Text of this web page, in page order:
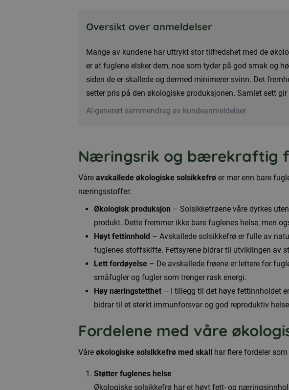
antall
Oversikt over anmeldelser
Mange av kundene har uttrykt stor tilfredshet med de
er at fuglene elsker dem, noe som tyder på god smak og
siden de er skallede og dermed minimerer svinn. Det
setter pris på den økologiske produksjonen. Samlet sett
AI-generert sammendrag av kundeanmeldelser
Næringsrik og bærekraftig
Våre avskallede økologiske solsikkefrø er mer enn bare
næringsstoffer:
Økologisk produksjon – Solsikkefrøene våre dyrkes
produkt. Dette fremmer ikke bare fuglenes helse, men
Høyt fettinnhold – Avskallede solsikkefrø er fulle av
fuglenes stoffskifte. Fettsyrene bidrar til utviklingen av
Lett fordøyelse – De avskallede frøene er lettere for
småfugler og fugler som trenger rask energi.
Høy næringstetthet – I tillegg til det høye fettinnholdet
bidrar til et sterkt immunforsvar og god reproduktiv
Fordelene med våre
Våre økologiske solsikkefrø med skall har flere fordeler
Støtter fuglenes helse
Økologiske solsikkefrø har et høyt fett- og